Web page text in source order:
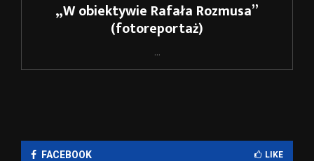
„W obiektywie Rafała Rozmusa”
(fotoreportaż)
FACEBOOK LIKE